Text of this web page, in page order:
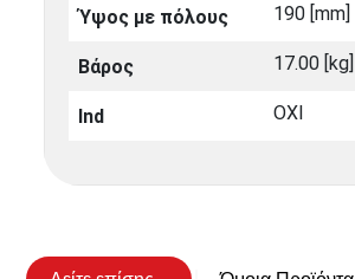
Ύψος με πόλους 190 [mm]
Βάρος 17.00 [kg]
Ind ΟΧΙ